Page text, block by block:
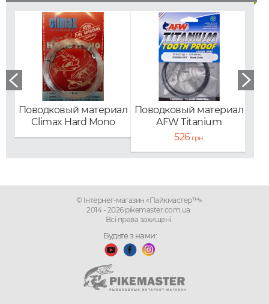
Поводковый материал
Climax Hard Mono
Поводковый материал
AFW Titanium
Toothproof
526грн.
© Інтернет-магазин «Пайкмастер™»
2014 - 2026 pikemaster.com.ua.
Всі права захищені.
Будьте з нами: